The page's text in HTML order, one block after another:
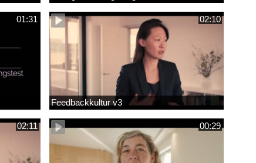
01:31 02:10
Feedbackkultur v3
02:11 00:29